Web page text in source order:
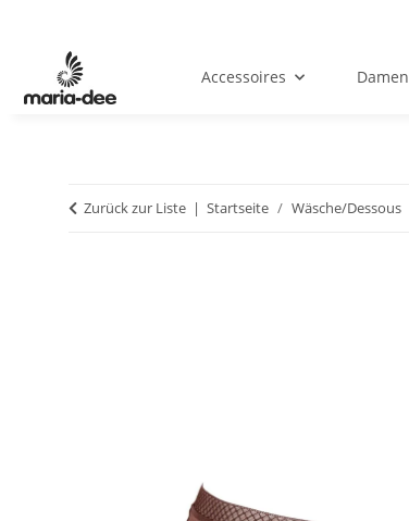
Accessoires Damen
Zurück zur Liste Startseite Wäsche/Dessous